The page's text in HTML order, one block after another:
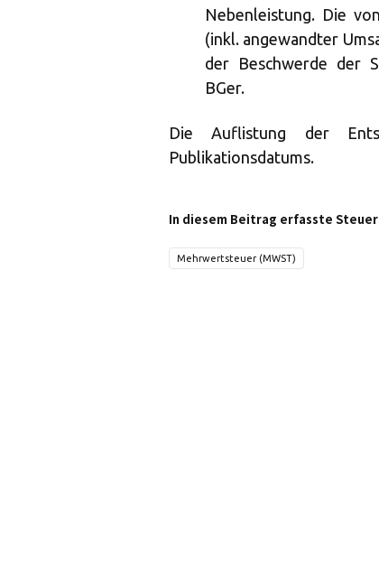
Nebenleistung. Die
(inkl. angewandter
der Beschwerde der
BGer.
Die Auflistung der
Publikationsdatums.
In diesem Beitrag erfasste
Mehrwertsteuer (MWST)